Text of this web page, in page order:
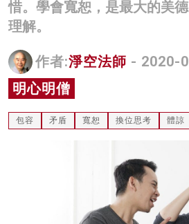
科技
名家榜
灼見活動
關於我們
惜。學會寬恕，是最大的美
理解。
作者:淨空法師 - 2020-
明心明僧
包容 矛盾 寬恕 換位思考 體諒